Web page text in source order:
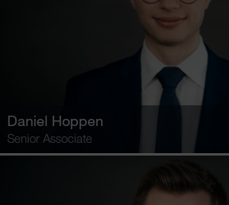
Daniel Hoppen
Senior Associate